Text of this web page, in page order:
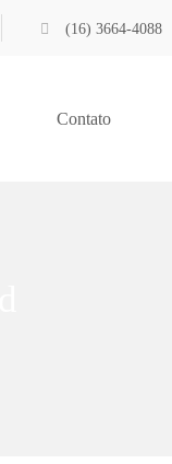
(16) 3664-4088
Contato